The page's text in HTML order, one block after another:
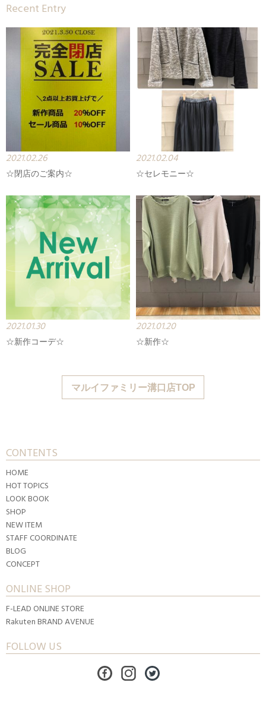
Recent Entry
2021.02.26
☆閉店のご案内☆
2021.02.04
☆セレモニー☆
2021.01.30
☆新作コーデ☆
2021.01.20
☆新作☆
マルイファミリー溝口店TOP
CONTENTS
HOME
HOT TOPICS
LOOK BOOK
SHOP
NEW ITEM
STAFF COORDINATE
BLOG
CONCEPT
ONLINE SHOP
F-LEAD ONLINE STORE
Rakuten BRAND AVENUE
FOLLOW US